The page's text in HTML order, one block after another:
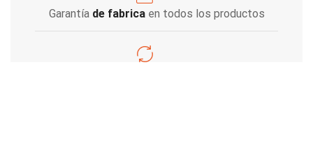
Garantía de fabricaen todos los productos